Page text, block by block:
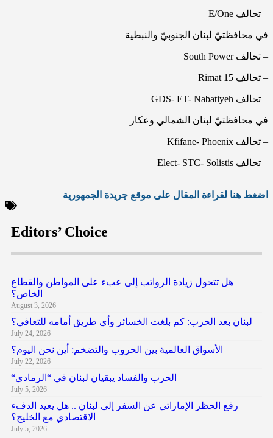
– تحالف E/One
في محافظتيّ لبنان الجنوبيّ والنبطية
– تحالف South Power
– تحالف Rimat 15
– تحالف GDS- ET- Nabatiyeh
في محافظتيّ لبنان الشمالي وعكار
– تحالف Kfifane- Phoenix
– تحالف Elect- STC- Solistis
اضغط هنا لقراءة المقال على موقع جريدة الجمهورية
Editors’ Choice
هل تتحول زيادة الرواتب إلى عبء على المواطن والقطاع
الخاص؟
August 3, 2026
لبنان بعد الحرب: كم بلغت الخسائر وأي طريق أمامه للتعافي؟
July 24, 2026
الأسواق العالمية بين الحروب والتضخم: أين نحن اليوم؟
July 22, 2026
“الحرب والفساد يبقيان لبنان في “الرمادي
July 5, 2026
رفع الحظر الإماراتي عن السفر إلى لبنان .. هل يعيد الدفء
الاقتصادي مع الخليج؟
July 5, 2026